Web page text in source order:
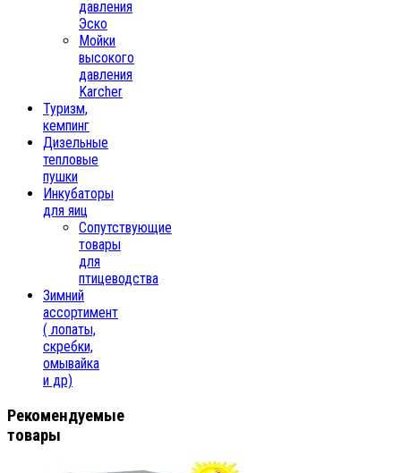
давления
Эско
Мойки
высокого
давления
Karcher
Туризм,
кемпинг
Дизельные
тепловые
пушки
Инкубаторы
для яиц
Сопутствующие
товары
для
птицеводства
Зимний
ассортимент
( лопаты,
скребки,
омывайка
и др)
Рекомендуемые
товары